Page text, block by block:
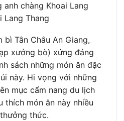
chàng Khoai Lang
Lang Thang
bì Tân Châu An Giang,
xưởng bò) xứng đáng
sách những món ăn đặc
này. Hi vọng với những
mục cẩm nang du lịch
thích món ăn này nhiều
thức.